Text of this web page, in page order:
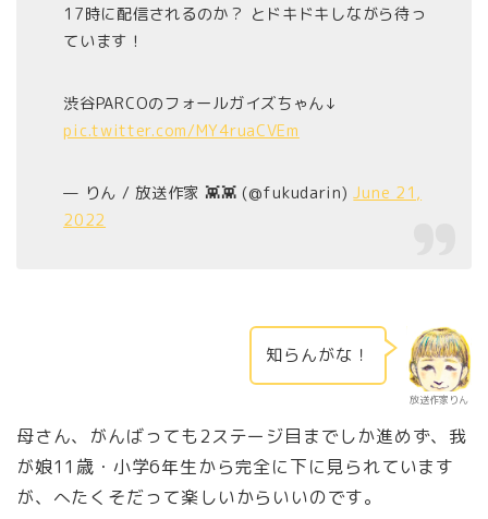
17時に配信されるのか？ とドキドキしながら待っ
ています！
渋谷PARCOのフォールガイズちゃん↓
pic.twitter.com/MY4ruaCVEm
— りん / 放送作家 👾👾 (@fukudarin)June 21,
2022
放送作家りん
知らんがな！
母さん、がんばっても2ステージ目までしか進めず、我
が娘11歳・小学6年生から完全に下に見られています
が、へたくそだって楽しいからいいのです。